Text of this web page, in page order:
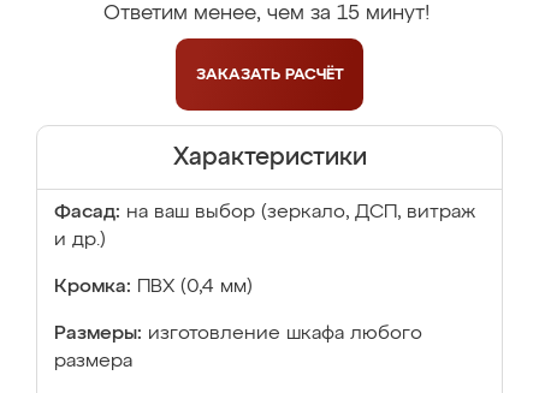
Ответим менее, чем за 15 минут!
ЗАКАЗАТЬ РАСЧЁТ
Характеристики
Фасад: на ваш выбор (зеркало, ДСП, витраж
и др.)
Кромка: ПВХ (0,4 мм)
Размеры: изготовление шкафа любого
размера